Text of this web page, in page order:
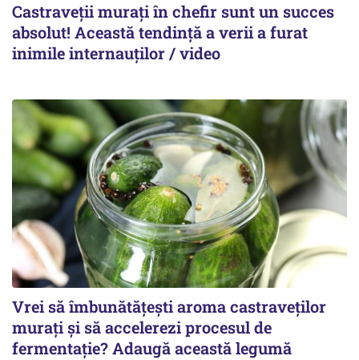
Castraveții murați în chefir sunt un succes
absolut! Această tendință a verii a furat
inimile internauților / video
Vrei să îmbunătățești aroma castraveților
murați și să accelerezi procesul de
fermentație? Adaugă această legumă